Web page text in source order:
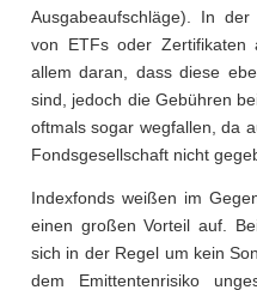
Ausgabeaufschläge). In
von ETFs oder Zertifikaten
allem daran, dass diese
sind, jedoch die Gebühren
oftmals sogar wegfallen, da
Fondsgesellschaft nicht
Indexfonds weißen im
einen großen Vorteil auf.
sich in der Regel um kein
dem Emittentenrisiko